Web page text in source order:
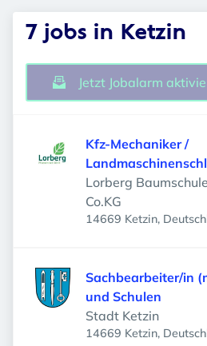
7 jobs in Ketzin
Jetzt Jobalarm
Kfz-Mechaniker /
Lorberg
Co.KG
14669 Ketzin,
Sachbearbeiter/in
und Schulen
Stadt Ketzin
14669 Ketzin,